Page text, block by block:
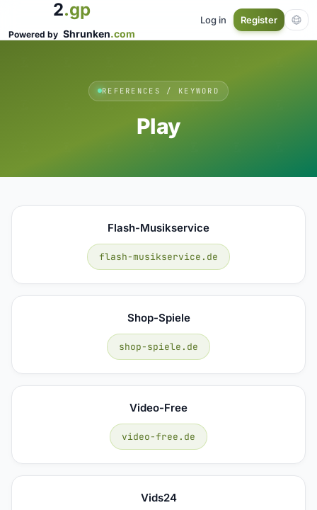
2.gp
Powered by Shrunken.com
Log in Register
REFERENCES / KEYWORD
Play
Flash-Musikservice
flash-musikservice.de
Shop-Spiele
shop-spiele.de
Video-Free
video-free.de
Vids24